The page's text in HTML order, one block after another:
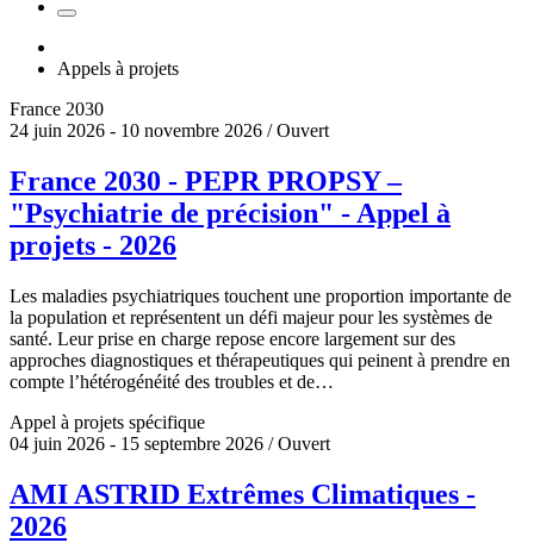
Appels à projets
France 2030
24 juin 2026 - 10 novembre 2026 / Ouvert
France 2030 - PEPR PROPSY –
"Psychiatrie de précision" - Appel à
projets - 2026
Les maladies psychiatriques touchent une proportion importante de
la population et représentent un défi majeur pour les systèmes de
santé. Leur prise en charge repose encore largement sur des
approches diagnostiques et thérapeutiques qui peinent à prendre en
compte l’hétérogénéité des troubles et de…
Appel à projets spécifique
04 juin 2026 - 15 septembre 2026 / Ouvert
AMI ASTRID Extrêmes Climatiques -
2026